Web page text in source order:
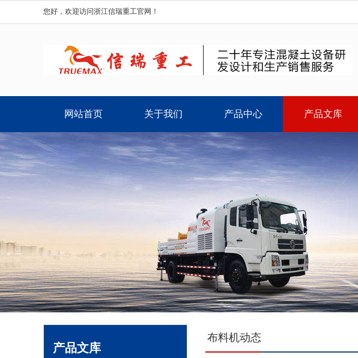
您好，欢迎访问浙江信瑞重工官网！
网站首页 关于我们 产品中心 产品文库
产品文库
布料机动态